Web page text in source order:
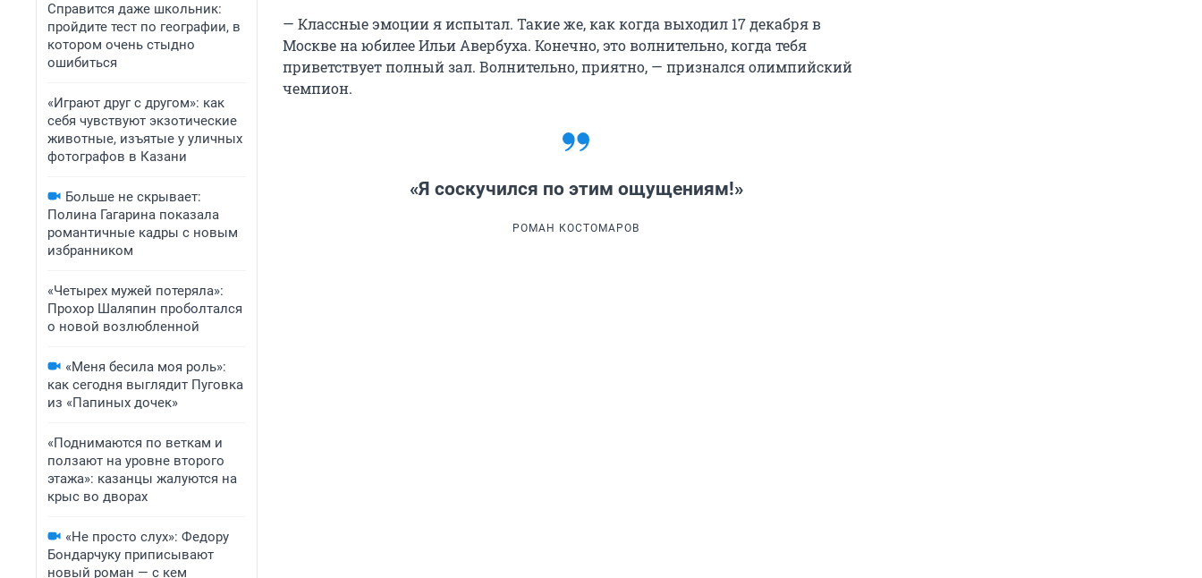
Справится даже школьник:
пройдите тест по географии, в
котором очень стыдно
ошибиться
«Играют друг с другом»: как
себя чувствуют экзотические
животные, изъятые у уличных
фотографов в Казани
Больше не скрывает:
Полина Гагарина показала
романтичные кадры с новым
избранником
«Четырех мужей потеряла»:
Прохор Шаляпин проболтался
о новой возлюбленной
«Меня бесила моя роль»:
как сегодня выглядит Пуговка
из «Папиных дочек»
«Поднимаются по веткам и
ползают на уровне второго
этажа»: казанцы жалуются на
крыс во дворах
«Не просто слух»: Федору
Бондарчуку приписывают
новый роман — с кем
— Классные эмоции я испытал. Такие же, как когда выходил 17 декабря в
Москве на юбилее Ильи Авербуха. Конечно, это волнительно, когда тебя
приветствует полный зал. Волнительно, приятно, — признался олимпийский
чемпион.
«Я соскучился по этим ощущениям!»
РОМАН КОСТОМАРОВ